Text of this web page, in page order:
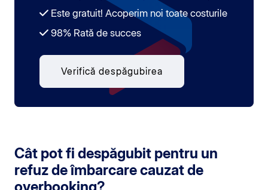
Este gratuit! Acoperim noi toate costurile
98% Rată de succes
Verifică despăgubirea
Cât pot fi despăgubit pentru un
refuz de îmbarcare cauzat de